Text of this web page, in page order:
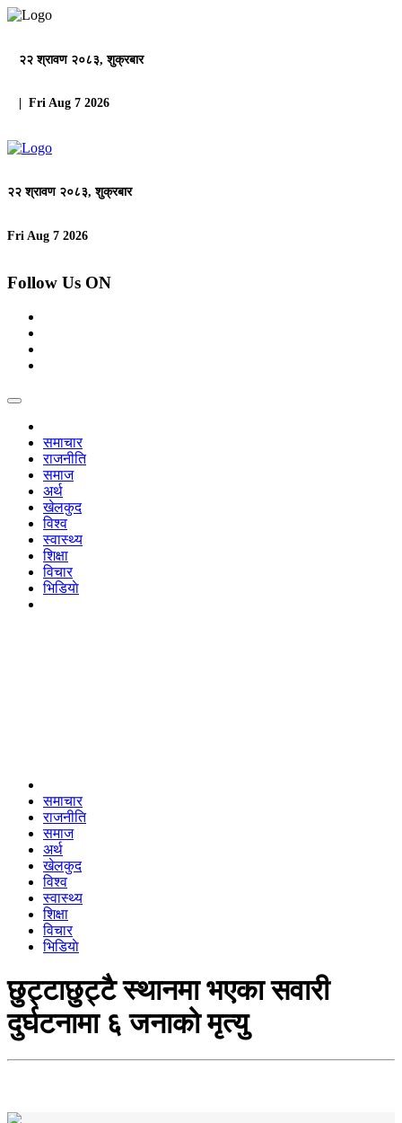
२२ श्रावण २०८३, शुक्रबार
| Fri Aug 7 2026
२२ श्रावण २०८३, शुक्रबार
Fri Aug 7 2026
Follow Us ON
समाचार
राजनीति
समाज
अर्थ
खेलकुद
विश्व
स्वास्थ्य
शिक्षा
विचार
भिडियाे
समाचार
राजनीति
समाज
अर्थ
खेलकुद
विश्व
स्वास्थ्य
शिक्षा
विचार
भिडियाे
छुट्टाछुट्टै स्थानमा भएका सवारी
दुर्घटनामा ६ जनाको मृत्यु